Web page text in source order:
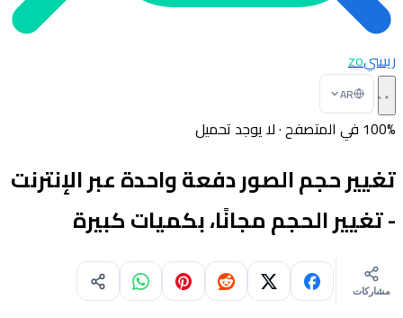
ريسيzo
AR
100% في المتصفح · لا يوجد تحميل
تغيير حجم الصور دفعة واحدة عبر الإنترنت
- تغيير الحجم مجانًا، بكميات كبيرة
مشاركات